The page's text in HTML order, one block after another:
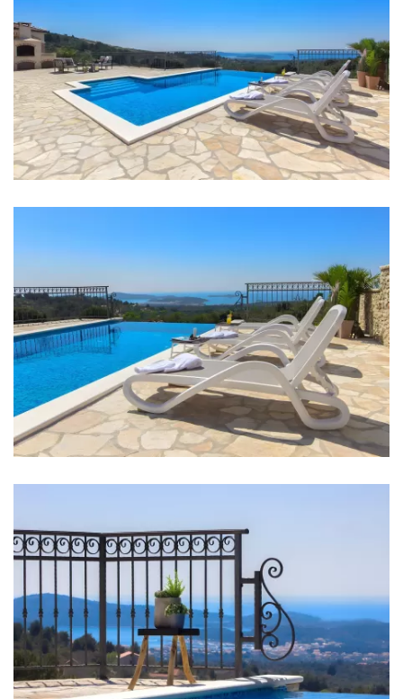
Bettwäsche
Badezimmer
Badezimmer 1: En suite, Waschbecken, Toilette,
Dusche
Dusche
Badezimmer 3: En suite, Waschbecken, Toilette,
Dusche
Badezimmer 4: En suite, Waschbecken, Toilette,
Dusche
Waschmaschine
Haartrockner
Bügeleisen
Handtücher